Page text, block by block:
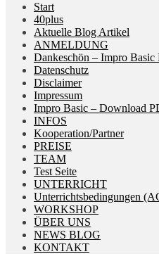
Start
40plus
Aktuelle Blog Artikel
ANMELDUNG
Dankeschön – Impro
Datenschutz
Disclaimer
Impressum
Impro Basic – Download
INFOS
Kooperation/Partner
PREISE
TEAM
Test Seite
UNTERRICHT
Unterrichtsbedingungen
WORKSHOP
ÜBER UNS
NEWS BLOG
KONTAKT